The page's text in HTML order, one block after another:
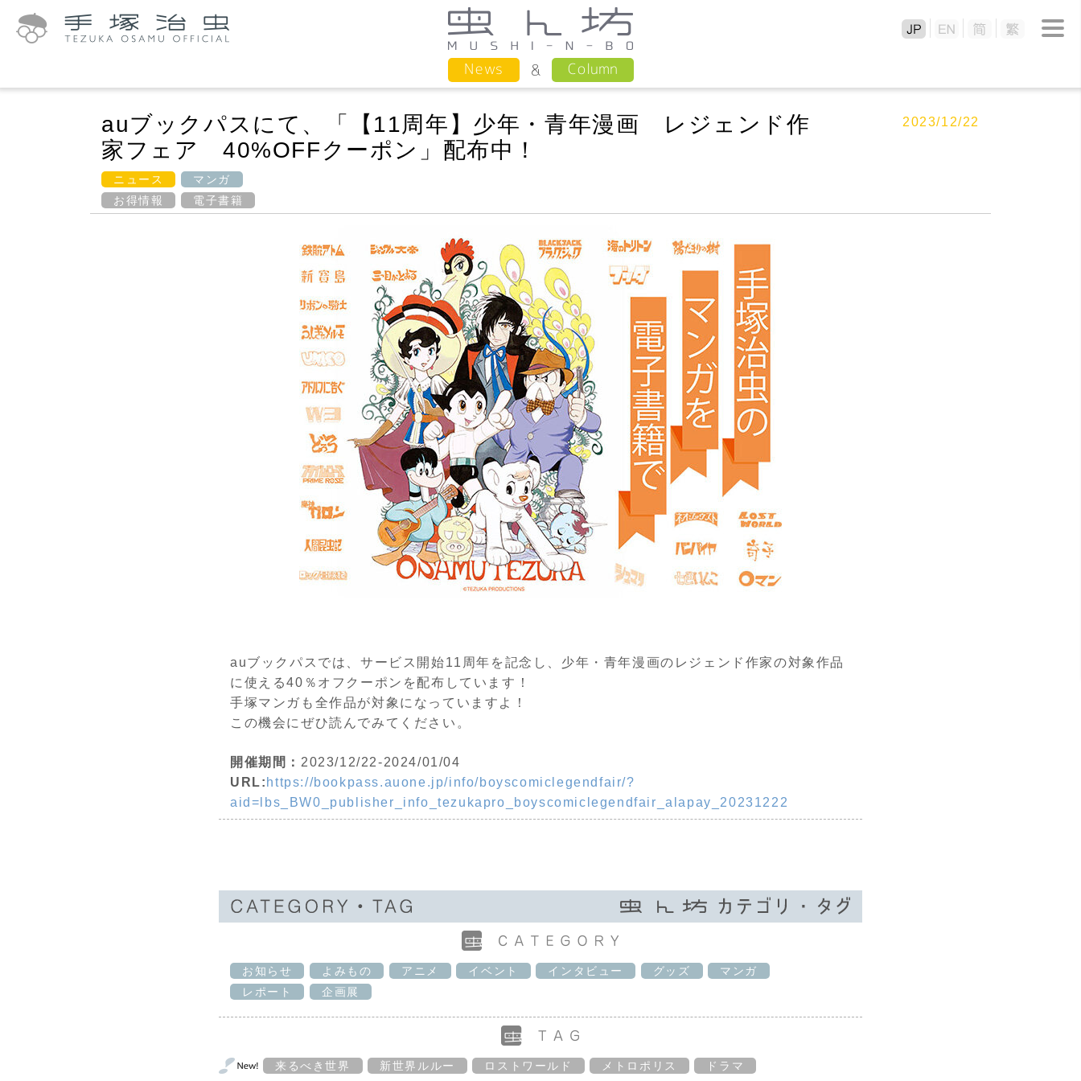
News Column
auブックパスにて、「【11周年】少年・青年漫画 レジェンド作
家フェア 40%OFFクーポン」配布中！
ニュース
マンガ
お得情報
電子書籍
2023/12/22
auブックパスでは、サービス開始11周年を記念し、少年・青年漫画のレジェンド作家の対象作品
に使える40％オフクーポンを配布しています！
手塚マンガも全作品が対象になっていますよ！
この機会にぜひ読んでみてください。
開催期間： 2023/12/22-2024/01/04
URL: https://bookpass.auone.jp/info/boyscomiclegendfair/?
aid=lbs_BW0_publisher_info_tezukapro_boyscomiclegendfair_alapay_20231222
お知らせ よみもの アニメ イベント インタビュー グッズ
マンガ
レポート
企画展
来るべき世界 新世界ルルー ロストワールド メトロポリス ドラマ